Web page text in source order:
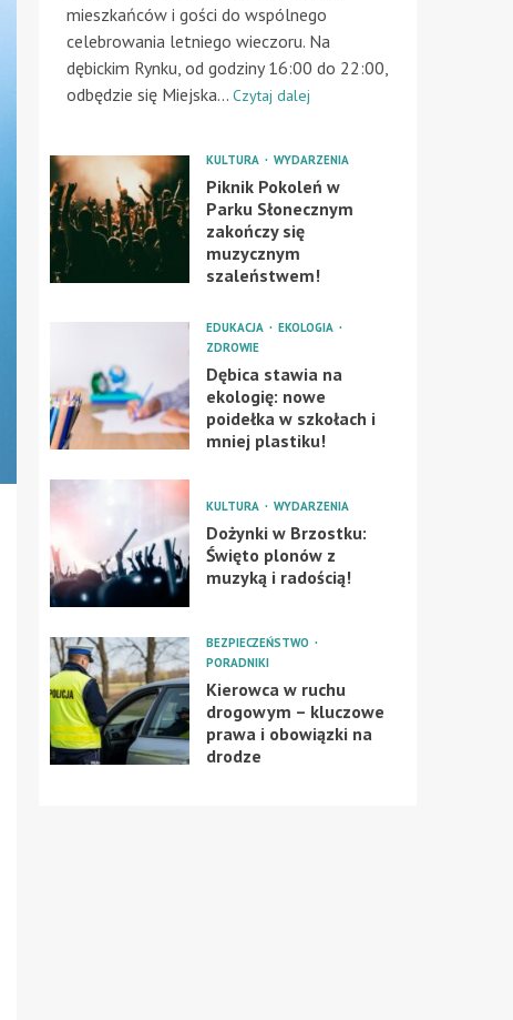
mieszkańców i gości do wspólnego
celebrowania letniego wieczoru. Na
dębickim Rynku, od godziny 16:00 do 22:00,
odbędzie się Miejska... Czytaj dalej
KULTURA WYDARZENIA
Piknik Pokoleń w
Parku Słonecznym
zakończy się
muzycznym
szaleństwem!
EDUKACJA
EKOLOGIA
ZDROWIE
Dębica stawia na
ekologię: nowe
poidełka w szkołach i
mniej plastiku!
KULTURA WYDARZENIA
Dożynki w Brzostku:
Święto plonów z
muzyką i radością!
BEZPIECZEŃSTWO
PORADNIKI
Kierowca w ruchu
drogowym – kluczowe
prawa i obowiązki na
drodze